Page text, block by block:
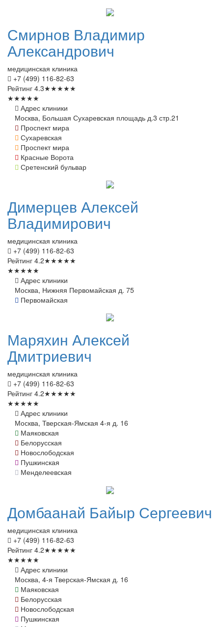
Смирнов Владимир
Александрович
медицинская клиника
+7 (499) 116-82-63
Рейтинг 4.3★★★★★
★★★★★
Адрес клиники
Москва, Большая Сухаревская площадь д.3 стр.21
Проспект мира
Сухаревская
Проспект мира
Красные Ворота
Сретенский бульвар
Димерцев Алексей
Владимирович
медицинская клиника
+7 (499) 116-82-63
Рейтинг 4.2★★★★★
★★★★★
Адрес клиники
Москва, Нижняя Первомайская д. 75
Первомайская
Маряхин Алексей
Дмитриевич
медицинская клиника
+7 (499) 116-82-63
Рейтинг 4.2★★★★★
★★★★★
Адрес клиники
Москва, Тверская-Ямская 4-я д. 16
Маяковская
Белорусская
Новослободская
Пушкинская
Менделеевская
Домбаанай Байыр Сергеевич
медицинская клиника
+7 (499) 116-82-63
Рейтинг 4.2★★★★★
★★★★★
Адрес клиники
Москва, 4-я Тверская-Ямская д. 16
Маяковская
Белорусская
Новослободская
Пушкинская